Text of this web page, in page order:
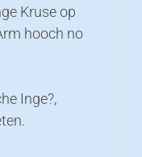
Kruse op
hooch no
Inge?,